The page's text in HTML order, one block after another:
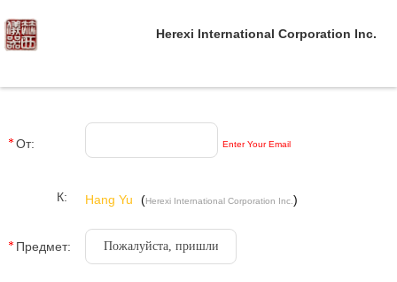
Herexi International Corporation Inc.
От: Enter Your Email
К: Hang Yu (Herexi International Corporation Inc. )
Предмет: